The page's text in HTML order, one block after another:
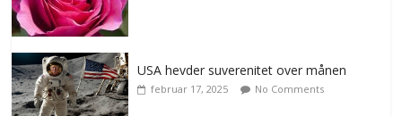
USA hevder suverenitet over månen
februar 17, 2025 No Comments